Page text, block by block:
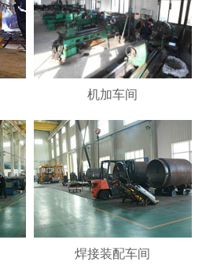
机加车间
焊接装配车间